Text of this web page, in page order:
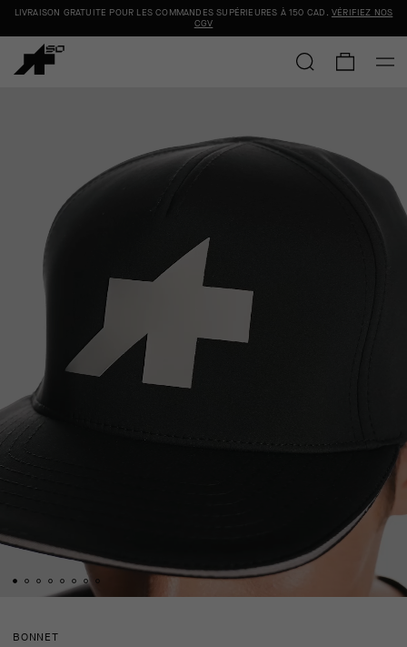
LIVRAISON GRATUITE POUR LES COMMANDES SUPÉRIEURES À 150 CAD . VÉRIFIEZ NOS
CGV
BONNET